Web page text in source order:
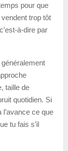
pour que
trop tôt
à-dire par
taille de
quotidien. Si
ce que
tu fais s’il